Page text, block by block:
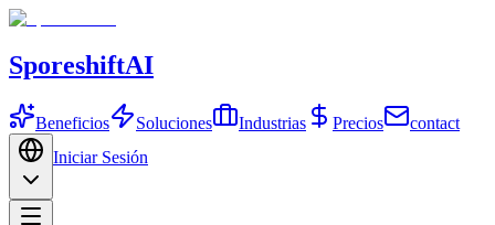
SporeshiftAI
Beneficios Soluciones Industrias Precios
contact
Iniciar Sesión